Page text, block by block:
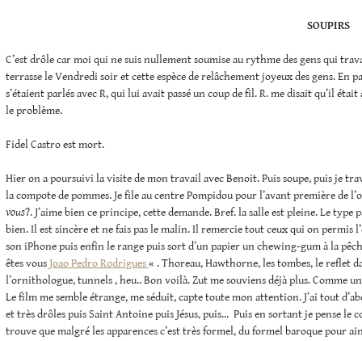
SOUPIRS
C’est drôle car moi qui ne suis nullement soumise au rythme des gens qui
terrasse le Vendredi soir et cette espèce de relâchement joyeux des gens. En
s’étaient parlés avec R, qui lui avait passé un coup de fil. R. me disait qu’il
le problème.
Fidel Castro est mort.
Hier on a poursuivi la visite de mon travail avec Benoit. Puis soupe, puis je
la compote de pommes. Je file au centre Pompidou pour l’avant première de
vous?. J’aime bien ce principe, cette demande. Bref. la salle est pleine. Le
bien. Il est sincère et ne fais pas le malin. Il remercie tout ceux qui on permis
son iPhone puis enfin le range puis sort d’un papier un chewing-gum à la
êtes vousJoao Pedro Rodrigues« . Thoreau, Hawthorne, les tombes, le reflet
l’ornithologue, tunnels , heu.. Bon voilà. Zut me souviens déjà plus. Comme
Le film me semble étrange, me séduit, capte toute mon attention. J’ai tout
et très drôles puis Saint Antoine puis Jésus, puis… Puis en sortant je pense le
trouve que malgré les apparences c’est très formel, du formel baroque pour